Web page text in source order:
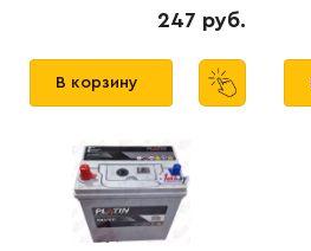
247 руб.
В корзину